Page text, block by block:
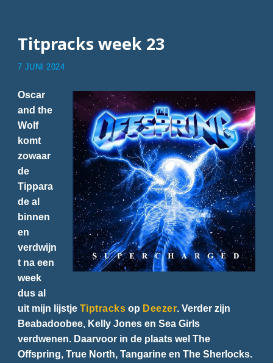
Titpracks week 23
7 JUNI 2024
Oscar
and the
Wolf
komt
zowaar
de
Tippara
de al
binnen
en
verdwijn
t na een
week
dus al
uit mijn lijstje Tiptracks op Deezer . Verder zijn
Beabadoobee, Kelly Jones en Sea Girls
verdwenen. Daarvoor in de plaats wel The
Offspring, True North, Tangarine en The Sherlocks.